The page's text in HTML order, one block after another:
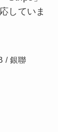
していま
/ 銀聯